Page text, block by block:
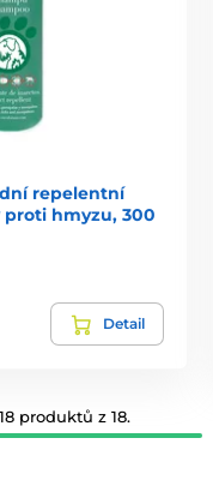
repelentní
hmyzu, 300
Detail
produktů z 18.